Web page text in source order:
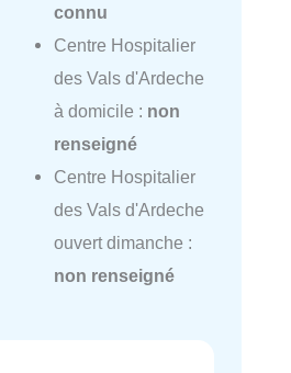
connu
Centre Hospitalier
des Vals d'Ardeche
à domicile : non
renseigné
Centre Hospitalier
des Vals d'Ardeche
ouvert dimanche :
non renseigné